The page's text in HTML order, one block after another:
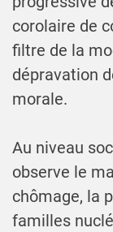
corolaire de
filtre de la
dépravation
morale.
Au niveau
observe le
chômage, la
familles